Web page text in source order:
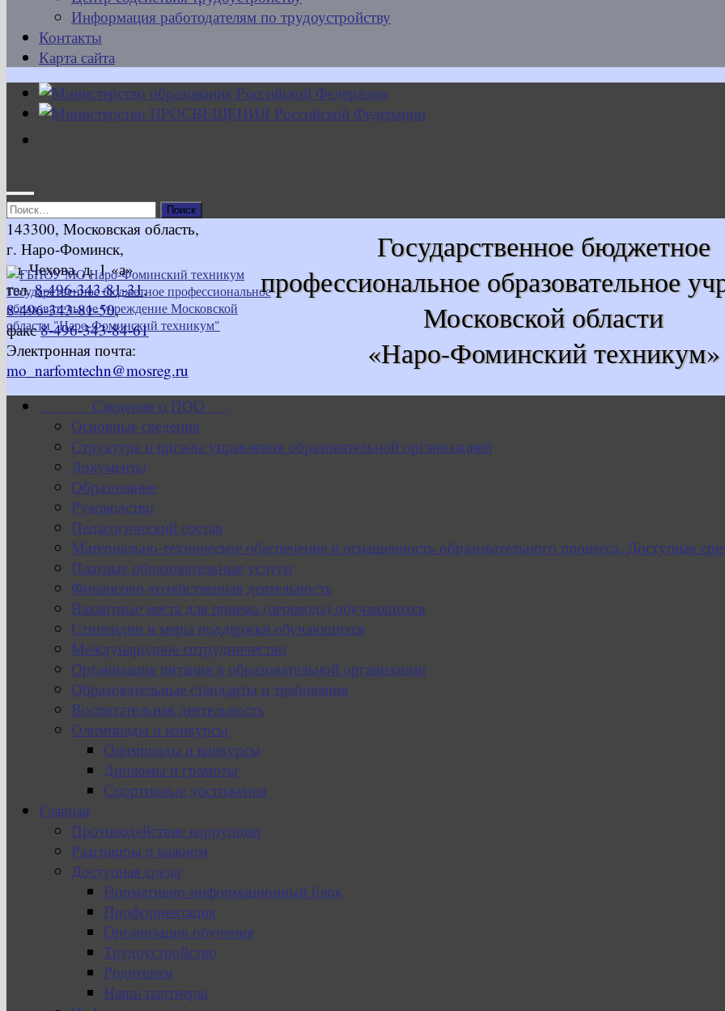
Информация работодателям по трудоустройству
Контакты
Карта сайта
Найти:
Государственное бюджетное
профессиональное образовательное
Московской области
«Наро-Фоминский техникум»
143300, Московская область,
г. Наро-Фоминск,
ул. Чехова, д. 1 «а»
тел.8-496-343-81-31,
8-496-343-81-50,
факс8-496-343-84-61
Электронная почта:
mo_narfomtechn@mosreg.ru
Сведения о ПОО
Основные сведения
Структура и органы управления образовательной организацией
Документы
Образование
Руководство
Педагогический состав
Материально-техническое обеспечение и оснащенность образовательного процесса. Доступная
Платные образовательные услуги
Финансово-хозяйственная деятельность
Вакантные места для приема (перевода) обучающихся
Стипендии и меры поддержки обучающихся
Международное сотрудничество
Организация питания в образовательной организации
Образовательные стандарты и требования
Воспитательная деятельность
Олимпиады и конкурсы
Олимпиады и конкурсы
Дипломы и грамоты
Спортивные достижения
Главная
Противодействие коррупции
Разговоры о важном
Доступная среда
Нормативно-информационный блок
Профориентация
Организация обучения
Трудоустройство
Родителям
Наши партнеры